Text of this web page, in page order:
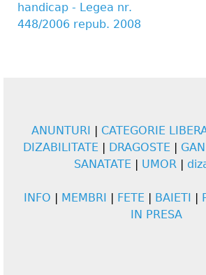
handicap - Legea nr.
448/2006 repub. 2008
ANUNTURI CATEGORIE
DIZABILITATE
DRAGOSTE
SANATATE
UMOR|
INFO MEMBRI FETE BAIETI
IN PRESA